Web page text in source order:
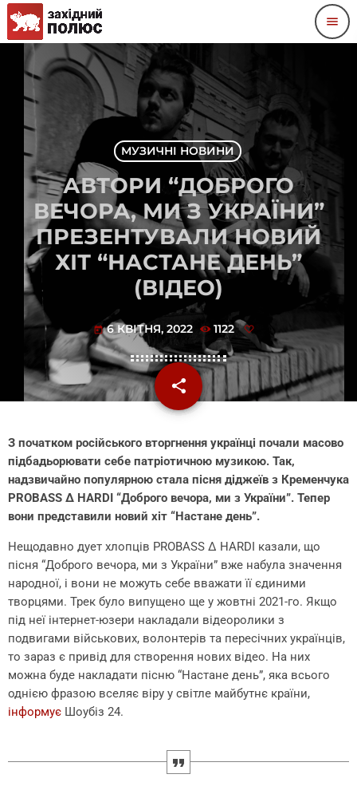
menu
МУЗИЧНІ НОВИНИ
АВТОРИ “ДОБРОГО
ВЕЧОРА, МИ З УКРАЇНИ”
ПРЕЗЕНТУВАЛИ НОВИЙ
ХІТ “НАСТАНЕ ДЕНЬ”
(ВІДЕО)
today 6 КВІТНЯ, 2022 1122
share
email
З початком російського вторгнення українці почали масово
підбадьорювати себе патріотичною музикою. Так,
надзвичайно популярною стала пісня діджеїв з Кременчука
PROBASS ∆ HARDI “Доброго вечора, ми з України”. Тепер
вони представили новий хіт “Настане день”.
Нещодавно дует хлопців PROBASS ∆ HARDI казали, що
пісня “Доброго вечора, ми з України” вже набула значення
народної, і вони не можуть себе вважати її єдиними
творцями. Трек було випущено ще у жовтні 2021-го. Якщо
під неї інтернет-юзери накладали відеоролики з
подвигами військових, волонтерів та пересічних українців,
то зараз є привід для створення нових відео. На них
можна буде накладати пісню “Настане день”, яка всього
однією фразою вселяє віру у світле майбутнє країни,
інформує Шоубіз 24.